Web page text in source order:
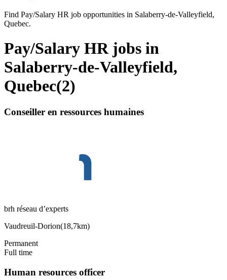
Find Pay/Salary HR job opportunities in Salaberry-de-Valleyfield,
Quebec.
Pay/Salary HR jobs in
Salaberry-de-Valleyfield,
Quebec(2)
Conseiller en ressources humaines
brh réseau d’experts
Vaudreuil-Dorion(18,7km)
Permanent
Full time
Human resources officer